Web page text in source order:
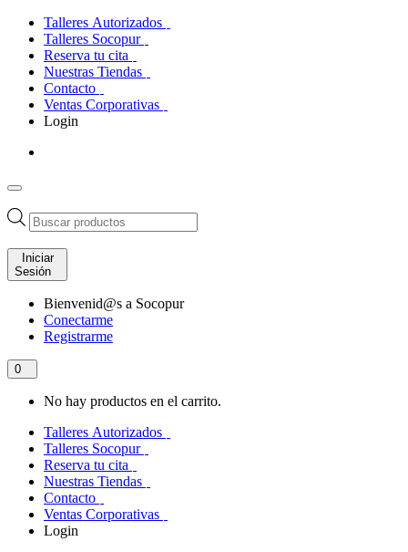
Talleres Autorizados
Talleres Socopur
Reserva tu cita
Nuestras Tiendas
Contacto
Ventas Corporativas
Login
Búsqueda
de
productos
Iniciar
Sesión
Bienvenid@s a Socopur
Conectarme
Registrarme
0
No hay productos en el carrito.
Talleres Autorizados
Talleres Socopur
Reserva tu cita
Nuestras Tiendas
Contacto
Ventas Corporativas
Login